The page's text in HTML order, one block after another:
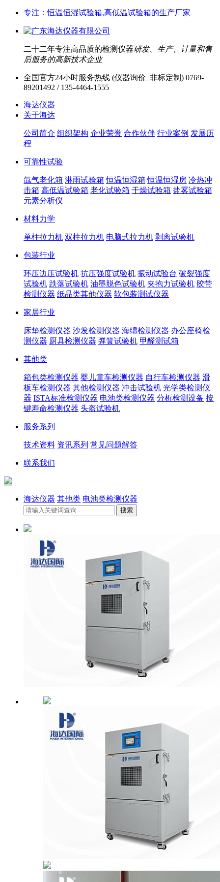
专注：恒温恒湿试验箱,高低温试验箱的生产厂家
二十二年专注高品质的检测仪器研发、生产、计量和售
后服务的高新技术企业
全国官方24小时服务热线 (仪器询价_非标定制) 0769-
89201492 / 135-4464-1555
海达仪器
关于海达
公司简介 组织架构 企业荣誉 合作伙伴 行业案例 发展历
程
可靠性试验
氙气老化箱 淋雨试验箱 恒温恒湿箱 恒温恒湿房 冷热冲
击箱 高低温试验箱 老化试验箱 干燥试验箱 盐雾试验箱
元素分析仪
材料力学
单柱拉力机 双柱拉力机 电脑式拉力机 剥离试验机
包装行业
环压边压试验机 抗压强度试验机 振动试验台 破裂强度
试验机 跌落试验机 油墨脱色试验机 夹抱力试验机 胶带
检测仪器 纸品类其他仪器 软包装测试仪器
家居行业
床垫检测仪器 沙发检测仪器 海绵检测仪器 办公座椅检
测仪器 厨具检测仪器 弹簧试验机 甲醛测试箱
其他类
箱包类检测仪器 婴儿童车检测仪器 自行车检测仪器 滑
板车检测仪器 其他检测仪器 冲击试验机 光学类检测仪
器 ISTA标准检测仪器 电池类检测仪器 分析检测设备 按
键寿命检测仪器 头盔试验机
服务系列
技术资料 资讯系列 常见问题解答
联系我们
海达仪器 其他类 电池类检测仪器